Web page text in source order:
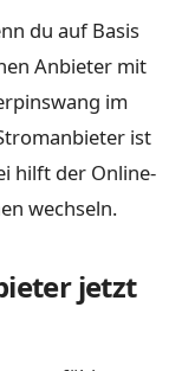
du auf Basis
Anbieter mit
im
ist
hilft der Online-
wechseln.
jetzt